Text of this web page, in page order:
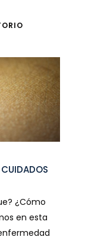
¿Cómo
en esta